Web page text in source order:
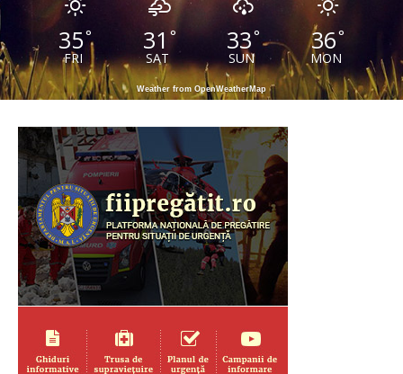
35°
FRI
31 °
SAT
33°
SUN
36°
MON
Weather from OpenWeatherMap